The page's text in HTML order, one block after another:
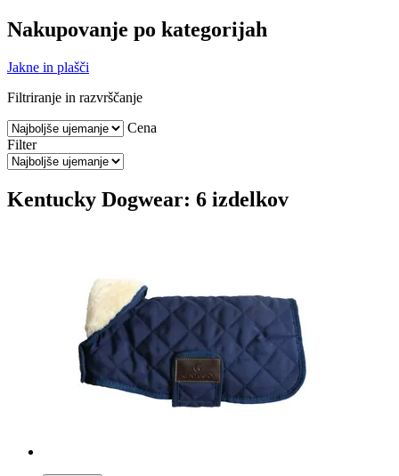
Nakupovanje po kategorijah
Jakne in plašči
Filtriranje in razvrščanje
Cena
Filter
Kentucky Dogwear: 6 izdelkov